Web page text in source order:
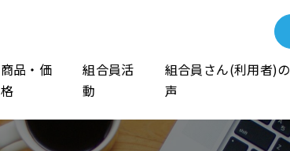
商品・価
格
組合員活
動
組合員さん(利用者)の
声